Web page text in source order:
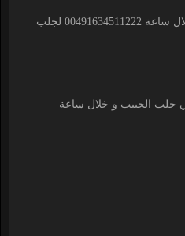
الشيخ الروحاني جلب الحبيب و خلال ساعة 00491634511222 لجلب